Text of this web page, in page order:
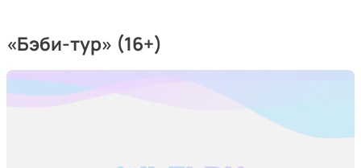
«Бэби-тур» (16+)